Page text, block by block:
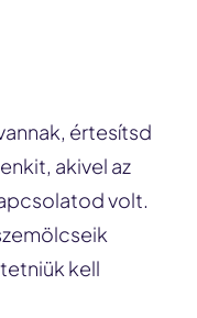
értesítsd
akivel az
volt.
kell